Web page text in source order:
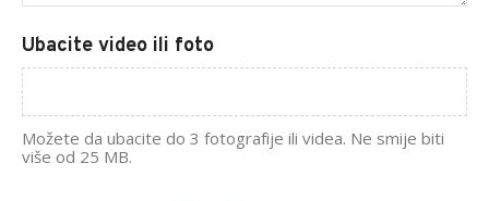
Ubacite video ili foto
Možete da ubacite do 3 fotografije ili videa. Ne smije biti
više od 25 MB.